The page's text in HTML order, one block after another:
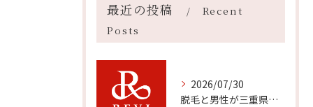
最近の投稿
Recent
Posts
2026/07/30
脱毛と男性が三重県伊勢市で快適に通える方法や比較ポイント徹底ガイド